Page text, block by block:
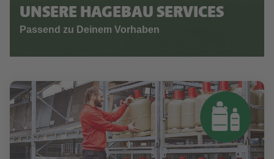
UNSERE HAGEBAU SERVICES
Passend zu Deinem Vorhaben